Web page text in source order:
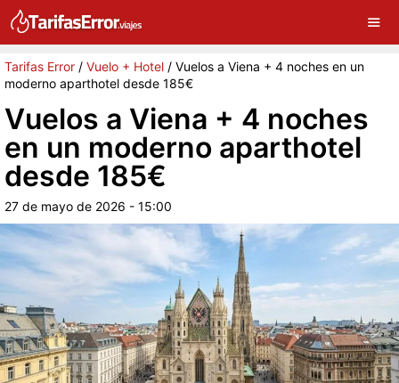
Tarifas Error / Vuelo + Hotel / Vuelos a Viena + 4 noches en un
moderno aparthotel desde 185€
Vuelos a Viena + 4 noches
en un moderno aparthotel
desde 185€
27 de mayo de 2026 - 15:00
G Sigue a Tarifas Error en Google ×